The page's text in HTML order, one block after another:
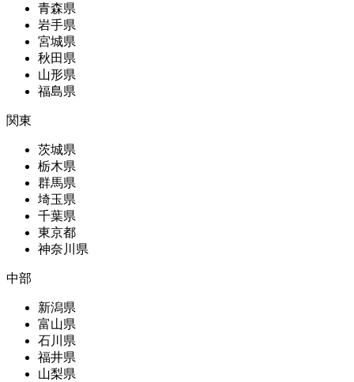
青森県
岩手県
宮城県
秋田県
山形県
福島県
関東
茨城県
栃木県
群馬県
埼玉県
千葉県
東京都
神奈川県
中部
新潟県
富山県
石川県
福井県
山梨県